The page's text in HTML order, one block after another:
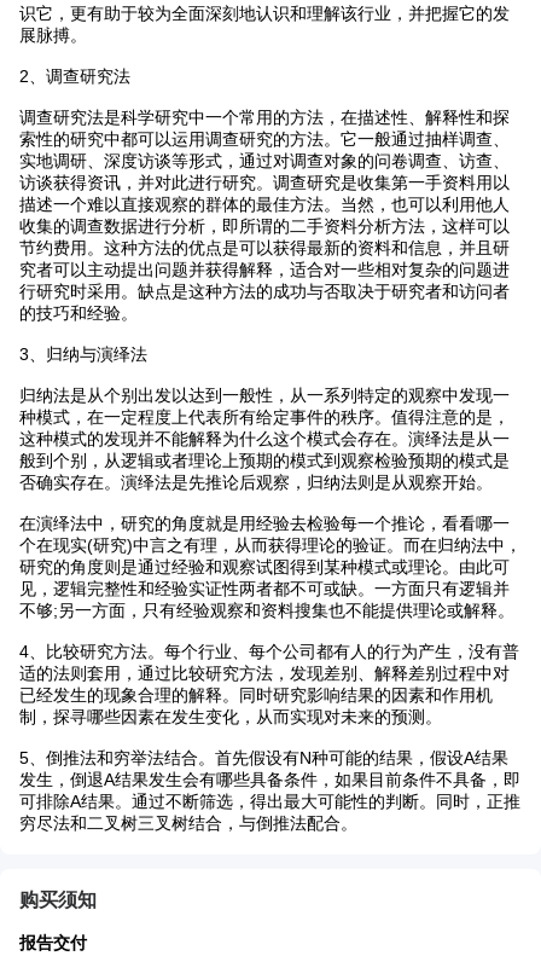
识它，更有助于较为全面深刻地认识和理解该行业，并把握它的发
展脉搏。
2、调查研究法
调查研究法是科学研究中一个常用的方法，在描述性、解释性和探
索性的研究中都可以运用调查研究的方法。它一般通过抽样调查、
实地调研、深度访谈等形式，通过对调查对象的问卷调查、访查、
访谈获得资讯，并对此进行研究。调查研究是收集第一手资料用以
描述一个难以直接观察的群体的最佳方法。当然，也可以利用他人
收集的调查数据进行分析，即所谓的二手资料分析方法，这样可以
节约费用。这种方法的优点是可以获得最新的资料和信息，并且研
究者可以主动提出问题并获得解释，适合对一些相对复杂的问题进
行研究时采用。缺点是这种方法的成功与否取决于研究者和访问者
的技巧和经验。
3、归纳与演绎法
归纳法是从个别出发以达到一般性，从一系列特定的观察中发现一
种模式，在一定程度上代表所有给定事件的秩序。值得注意的是，
这种模式的发现并不能解释为什么这个模式会存在。演绎法是从一
般到个别，从逻辑或者理论上预期的模式到观察检验预期的模式是
否确实存在。演绎法是先推论后观察，归纳法则是从观察开始。
在演绎法中，研究的角度就是用经验去检验每一个推论，看看哪一
个在现实(研究)中言之有理，从而获得理论的验证。而在归纳法中，
研究的角度则是通过经验和观察试图得到某种模式或理论。由此可
见，逻辑完整性和经验实证性两者都不可或缺。一方面只有逻辑并
不够;另一方面，只有经验观察和资料搜集也不能提供理论或解释。
4、比较研究方法。每个行业、每个公司都有人的行为产生，没有普
适的法则套用，通过比较研究方法，发现差别、解释差别过程中对
已经发生的现象合理的解释。同时研究影响结果的因素和作用机
制，探寻哪些因素在发生变化，从而实现对未来的预测。
5、倒推法和穷举法结合。首先假设有N种可能的结果，假设A结果
发生，倒退A结果发生会有哪些具备条件，如果目前条件不具备，即
可排除A结果。通过不断筛选，得出最大可能性的判断。同时，正推
穷尽法和二叉树三叉树结合，与倒推法配合。
购买须知
报告交付